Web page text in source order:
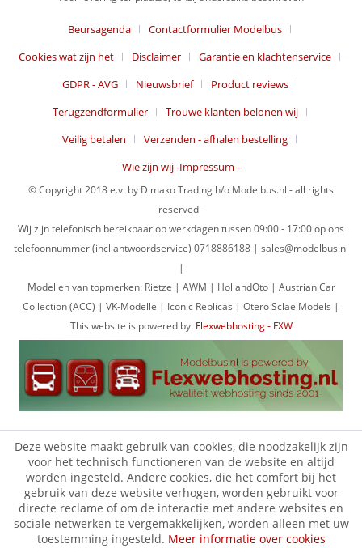
Beursagenda
Contactformulier Modelbus
Cookies wat zijn het
Disclaimer
Garantie en klachtenservice
GDPR - AVG
Nieuwsbrief
Product reviews
Terugzendformulier
Trouwe klanten belonen wij
Veilig betalen
Verzenden - afhalen bestelling
Wie zijn wij -Impressum -
© Copyright 2018 e.v. by Dimako Trading h/o Modelbus.nl - all rights
reserved -
Wij zijn telefonisch bereikbaar op werkdagen tussen 09:00 - 17:00 op ons
telefoonnummer (incl antwoordservice) 0718886188 | sales@modelbus.nl
|
Modellen van topmerken: Rietze | AWM | HollandOto | Austrian Car
Collection (ACC) | VK-Modelle | Iconic Replicas | Otero Sclae Models |
This website is powered by: Flexwebhosting - FXW
Deze website maakt gebruik van cookies, die noodzakelijk zijn
voor het technisch functioneren van de website en altijd
worden ingesteld. Andere cookies, die het comfort bij het
gebruik van deze website verhogen, worden gebruikt voor
directe reclame of om de interactie met andere websites en
sociale netwerken te vergemakkelijken, worden alleen met uw
toestemming ingesteld. Meer informatie over cookies